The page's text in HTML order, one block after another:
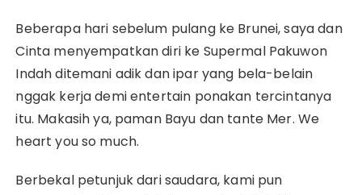
Beberapa hari sebelum pulang ke Brunei, saya dan
Cinta menyempatkan diri ke Supermal Pakuwon
Indah ditemani adik dan ipar yang bela-belain
nggak kerja demi entertain ponakan tercintanya
itu. Makasih ya, paman Bayu dan tante Mer. We
heart you so much.
Berbekal petunjuk dari saudara, kami pun